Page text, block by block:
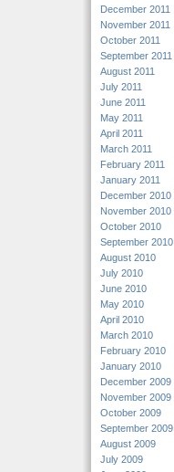
December 2011
November 2011
October 2011
September 2011
August 2011
July 2011
June 2011
May 2011
April 2011
March 2011
February 2011
January 2011
December 2010
November 2010
October 2010
September 2010
August 2010
July 2010
June 2010
May 2010
April 2010
March 2010
February 2010
January 2010
December 2009
November 2009
October 2009
September 2009
August 2009
July 2009